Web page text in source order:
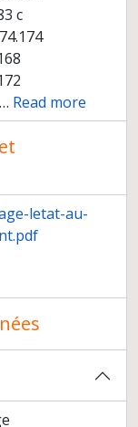
c
… Read more
letat-au-